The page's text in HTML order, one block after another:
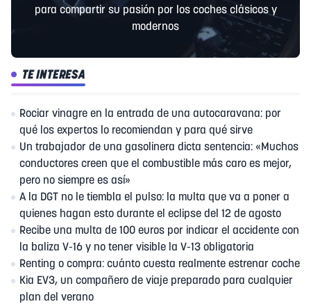
para compartir su pasión por los coches clásicos y
modernos
TE INTERESA
Rociar vinagre en la entrada de una autocaravana: por
qué los expertos lo recomiendan y para qué sirve
Un trabajador de una gasolinera dicta sentencia: «Muchos
conductores creen que el combustible más caro es mejor,
pero no siempre es así»
A la DGT no le tiembla el pulso: la multa que va a poner a
quienes hagan esto durante el eclipse del 12 de agosto
Recibe una multa de 100 euros por indicar el accidente con
la baliza V-16 y no tener visible la V-13 obligatoria
Renting o compra: cuánto cuesta realmente estrenar coche
Kia EV3, un compañero de viaje preparado para cualquier
plan del verano